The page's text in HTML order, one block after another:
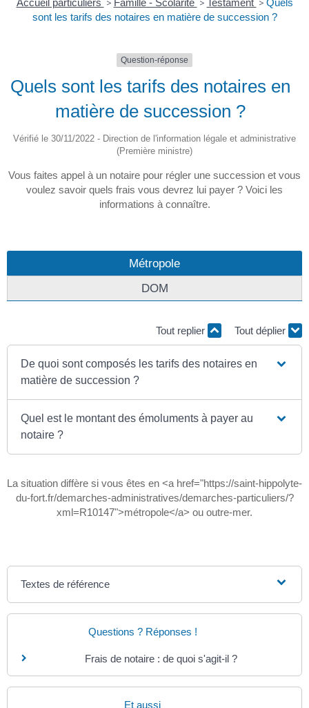
Accueil particuliers > Famille - Scolarité > Testament > Quels
sont les tarifs des notaires en matière de succession ?
Question-réponse
Quels sont les tarifs des notaires en
matière de succession ?
Vérifié le 30/11/2022 - Direction de l'information légale et administrative
(Première ministre)
Vous faites appel à un notaire pour régler une succession et vous
voulez savoir quels frais vous devrez lui payer ? Voici les
informations à connaître.
Métropole
DOM
Tout replier Tout déplier
De quoi sont composés les tarifs des notaires en
matière de succession ?
Quel est le montant des émoluments à payer au
notaire ?
La situation diffère si vous êtes en <a href="https://saint-hippolyte-
du-fort.fr/demarches-administratives/demarches-particuliers/?
xml=R10147">métropole</a> ou outre-mer.
Textes de référence
Questions ? Réponses !
Frais de notaire : de quoi s'agit-il ?
Et aussi